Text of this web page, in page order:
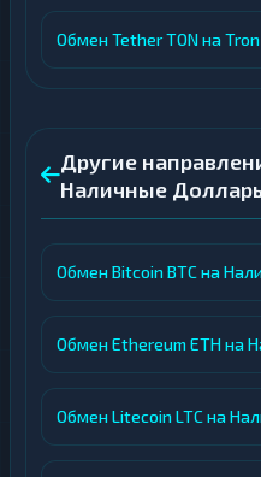
Обмен Tether TON на Tron
Другие
Наличные
Обмен Bitcoin BTC на
Обмен Ethereum ETH на
Обмен Litecoin LTC на